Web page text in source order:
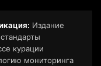
Издание
курации
мониторинга